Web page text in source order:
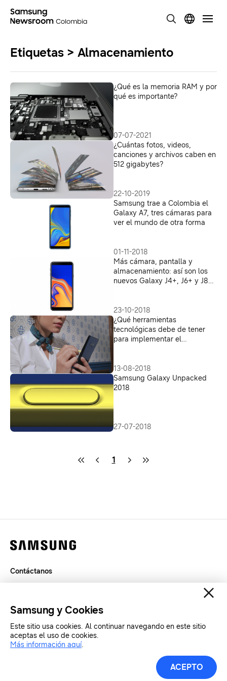
Etiquetas > Almacenamiento
¿Qué es la memoria RAM y por
qué es importante?
07-07-2021
¿Cuántas fotos, videos,
canciones y archivos caben en
512 gigabytes?
22-10-2019
Samsung trae a Colombia el
Galaxy A7, tres cámaras para
ver el mundo de otra forma
01-11-2018
Más cámara, pantalla y
almacenamiento: así son los
nuevos Galaxy J4+, J6+ y J8
23-10-2018
¿Qué herramientas
tecnológicas debe de tener
para implementar el
13-08-2018
Samsung Galaxy Unpacked
2018
27-07-2018
1
Materiales de Prensa
Contáctanos
SAMSUNG.COM
Copyright© SAMSUNG Todos los derechos reservados.
Samsung y Cookies
Este sitio usa cookies. Al continuar navegando en este sitio
aceptas el uso de cookies.
Más información aquí.
ACEPTO